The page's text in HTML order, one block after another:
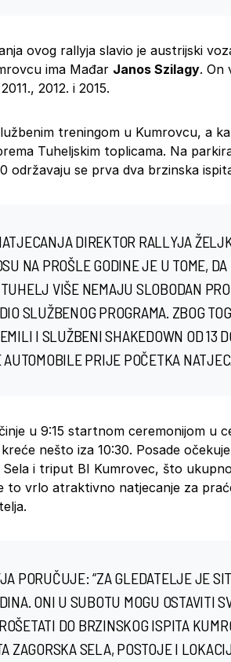
ovog rallyja slavio je austrijski
ima Mađar Janos Szilagy. On
2012. i 2015.
treningom u Kumrovcu, a
Tuheljskim toplicama. Na
održavaju se prva dva brzinska
DIREKTOR RALLYJA
NA PROŠLE GODINE JE U TOME,
VIŠE NEMAJU SLOBODAN
SLUŽBENOG PROGRAMA. ZBOG
I SLUŽBENI SHAKEDOWN OD 13
PRIJE POČETKA
u 9:15 startnom ceremonijom u
nešto iza 10:30. Posade
i triput BI Kumrovec, što
to vrlo atraktivno natjecanje za
PORUČUJE: “ZA GLEDATELJE JE
ONI U SUBOTU MOGU OSTAVITI
DO BRZINSKOG ISPITA
ZAGORSKA SELA, POSTOJE I